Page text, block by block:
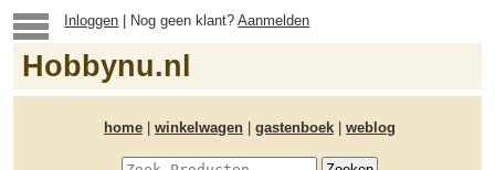
Inloggen | Nog geen klant?Aanmelden
Hobbynu.nl
home winkelwagen gastenboek weblog